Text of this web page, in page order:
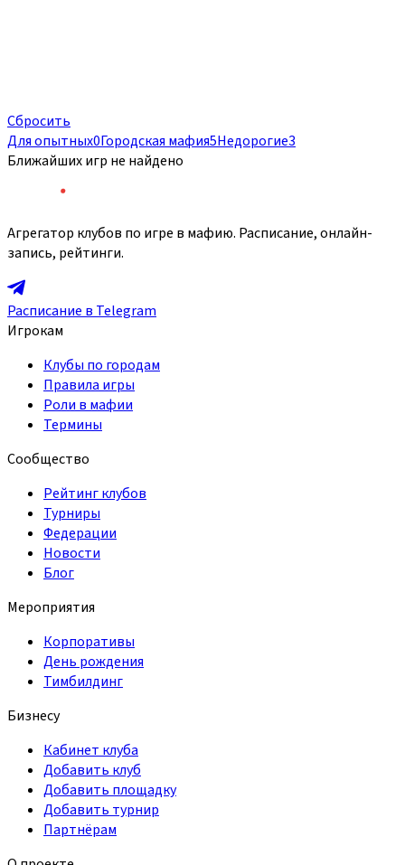
Сбросить
Для опытных0Городская мафия5Недорогие3
Ближайших игр не найдено
Агрегатор клубов по игре в мафию. Расписание, онлайн-
запись, рейтинги.
Расписание в Telegram
Игрокам
Клубы по городам
Правила игры
Роли в мафии
Термины
Сообщество
Рейтинг клубов
Турниры
Федерации
Новости
Блог
Мероприятия
Корпоративы
День рождения
Тимбилдинг
Бизнесу
Кабинет клуба
Добавить клуб
Добавить площадку
Добавить турнир
Партнёрам